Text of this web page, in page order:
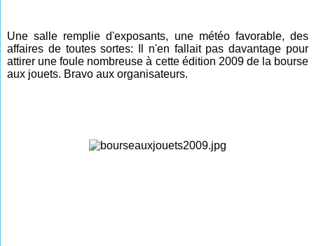
Une salle remplie d'exposants, une météo favorable, des
affaires de toutes sortes: Il n'en fallait pas davantage pour
attirer une foule nombreuse à cette édition 2009 de la bourse
aux jouets. Bravo aux organisateurs.